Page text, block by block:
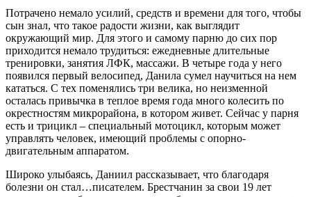
Потрачено немало усилий, средств и времени для того, чтобы
сын знал, что такое радости жизни, как выглядит
окружающий мир. Для этого и самому парню до сих пор
приходится немало трудиться: ежедневные длительные
тренировки, занятия ЛФК, массажи. В четыре года у него
появился первый велосипед, Данила сумел научиться на нем
кататься. С тех поменялись три велика, но неизменной
осталась привычка в теплое время года много колесить по
окрестностям микрорайона, в котором живет. Сейчас у парня
есть и трицикл – специальный мотоцикл, которым может
управлять человек, имеющий проблемы с опорно-
двигательным аппаратом.
Широко улыбаясь, Даниил рассказывает, что благодаря
болезни он стал…писателем. Брестчанин за свои 19 лет